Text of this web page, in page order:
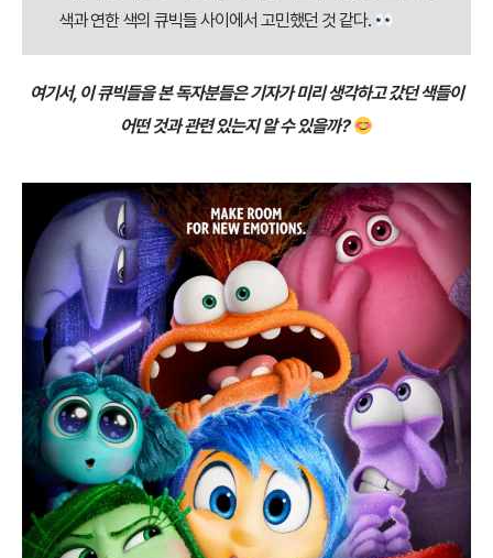
색과 연한 색의 큐빅들 사이에서 고민했던 것 같다.
여기서, 이 큐빅들을 본 독자분들은 기자가 미리 생각하고 갔던 색들이
어떤 것과 관련 있는지 알 수 있을까?